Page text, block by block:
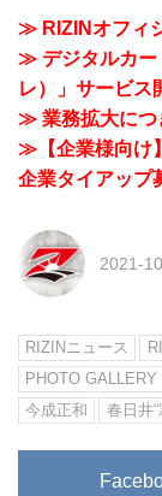
≫ RIZINオフィ
≫ デジタルカー
レ）」サービス
≫ 業務拡大につ
≫【企業様向け
企業タイアップ
2021-
RIZINニュース
PHOTO GALLERY
今成正和
春日井